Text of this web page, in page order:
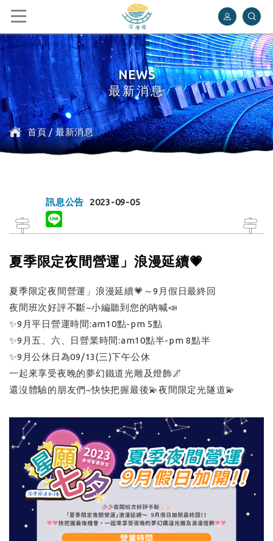
深澳鐵道自行車
NEWS
最新消息
首頁/最新消息
訊息公告 2023-09-05
夏季限定夜間營運」浪漫延續💗
夏季限定夜間營運」浪漫延續💗～9月假日最終回
夜間班次好評不斷~小編聽到您的吶喊📣
✨9月平日營運時間:am10點-pm 5點
✨9月五、六、日營業時間:am10點半-pm 8點半
✨9月公休日為09/13(三)下午公休
一起來享受夜晚的夢幻鐵道光雕及燈飾🌌
還沒體驗的朋友們~快快把握最後💫夜間限定光隧道💫